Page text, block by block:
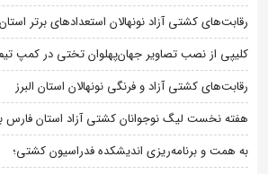
رقابت‌های کشتی آزاد نونهالان استعدادهای برتر
کلیپی از نصب تصاویر جهان‌پهلوان تختی در کمپ
رقابت‌های کشتی آزاد و فرنگی نونهالان استان البرز
هفته نخست لیگ نوجوانان کشتی آزاد استان فارس
به همت و برنامه‌ریزی اندیشکده فدراسیون کشتی؛